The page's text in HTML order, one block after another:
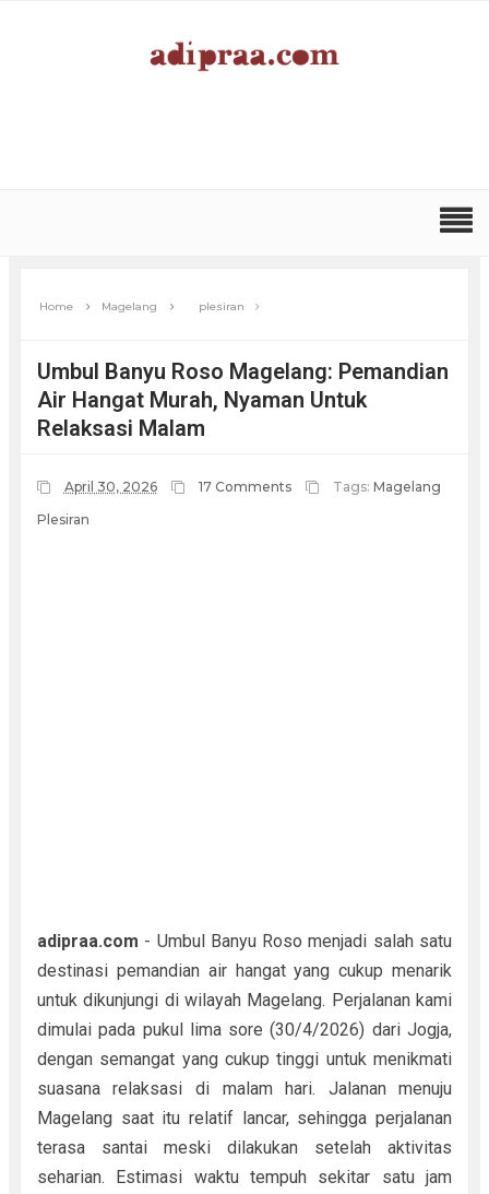
Home Magelang plesiran
Umbul Banyu Roso Magelang: Pemandian
Air Hangat Murah, Nyaman Untuk
Relaksasi Malam
April 30, 2026 17 Comments Tags: Magelang
Plesiran
adipraa.com - Umbul Banyu Roso menjadi salah satu
destinasi pemandian air hangat yang cukup menarik
untuk dikunjungi di wilayah Magelang. Perjalanan kami
dimulai pada pukul lima sore (30/4/2026) dari Jogja,
dengan semangat yang cukup tinggi untuk menikmati
suasana relaksasi di malam hari. Jalanan menuju
Magelang saat itu relatif lancar, sehingga perjalanan
terasa santai meski dilakukan setelah aktivitas
seharian. Estimasi waktu tempuh sekitar satu jam